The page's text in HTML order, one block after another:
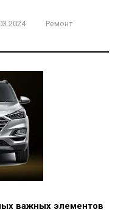
Ремонт
важных элементов